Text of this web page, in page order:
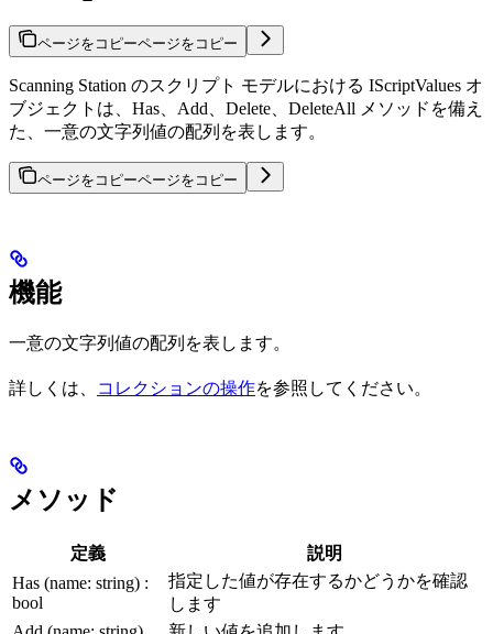
ページをコピーページをコピー
Scanning Station のスクリプト モデルにおける IScriptValues オ
ブジェクトは、Has、Add、Delete、DeleteAll メソッドを備え
た、一意の文字列値の配列を表します。
ページをコピーページをコピー
機能
一意の文字列値の配列を表します。
詳しくは、 コレクションの操作を参照してください。
メソッド
定義
説明
Has (name: string) :
bool
指定した値が存在するかどうかを確認
します